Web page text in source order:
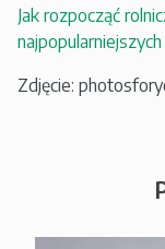
Jak rozpocząć
Zdjęcie: